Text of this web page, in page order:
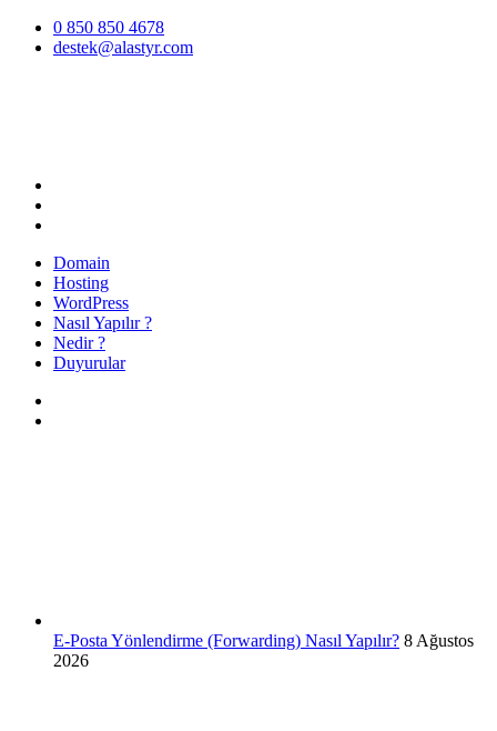
İçeriğe0 850 850 4678
destek@alastyr.com
Hosting Blog | Alastyr
Domain
Hosting
WordPress
Nasıl Yapılır ?
Nedir ?
Duyurular
E-Posta Yönlendirme (Forwarding) Nasıl Yapılır? 8 Ağustos
2026